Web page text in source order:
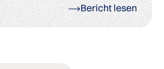
Bericht lesen